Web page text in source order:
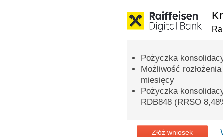
Pożyczka
Możliwość
miesięcy
Pożyczka
RDB848 (RRSO
Złóż wniosek